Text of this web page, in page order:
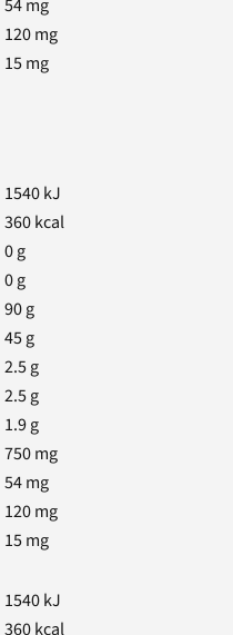
54mg
120mg
15mg
1540kJ
360kcal
0g
0g
90g
45g
2.5g
2.5g
1.9g
750mg
54mg
120mg
15mg
1540kJ
360kcal